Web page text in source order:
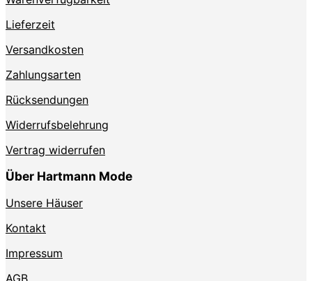
Lieferzeit
Versandkosten
Zahlungsarten
Rücksendungen
Widerrufsbelehrung
Vertrag widerrufen
Über Hartmann Mode
Unsere Häuser
Kontakt
Impressum
AGB